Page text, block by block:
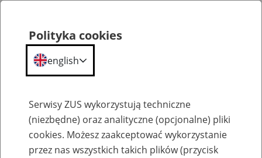
Szkolenia
Polityka cookies
english
Serwisy ZUS wykorzystują techniczne
(niezbędne) oraz analityczne (opcjonalne) pliki
cookies. Możesz zaakceptować wykorzystanie
przez nas wszystkich takich plików (przycisk